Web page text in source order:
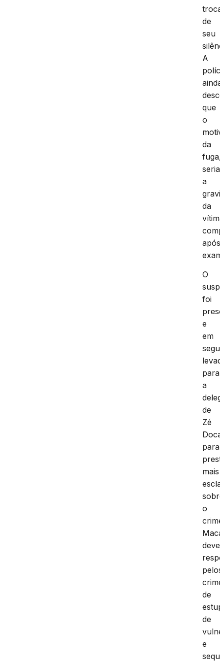
de
seu
A
que
o
da
seria
a
da
O
foi
e
em
para
a
de
Zé
para
mais
o
deve
de
de
e